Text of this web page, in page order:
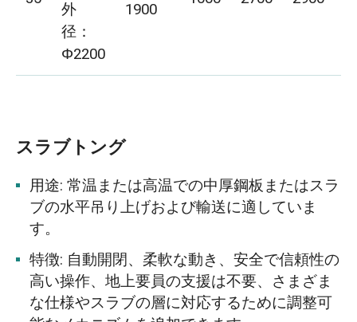
外
径：
Φ2200
1900
スラブトング
用途: 常温または高温での中厚鋼板またはスラ
ブの水平吊り上げおよび輸送に適していま
す。
特徴: 自動開閉、柔軟な動き、安全で信頼性の
高い操作、地上要員の支援は不要、さまざま
な仕様やスラブの層に対応するために調整可